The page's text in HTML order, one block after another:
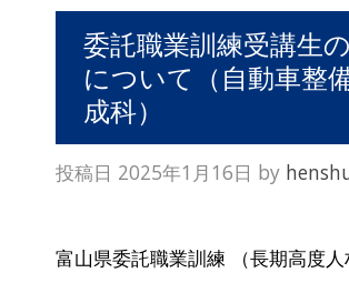
委託職業訓練受講生
について（自動車整
成科）
投稿日 2025年1月16日 by
富山県委託職業訓練 （長期高度